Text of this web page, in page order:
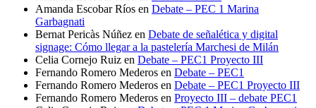
Amanda Escobar Ríos en Debate – PEC 1 Marina
Garbagnati
Bernat Pericàs Núñez en Debate de señalética y digital
signage: Cómo llegar a la pastelería Marchesi de Milán
Celia Cornejo Ruiz en Debate – PEC1 Proyecto III
Fernando Romero Mederos en Debate – PEC1
Fernando Romero Mederos en Debate – PEC1 Proyecto III
Fernando Romero Mederos en Proyecto III – debate PEC1